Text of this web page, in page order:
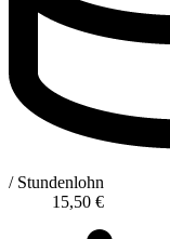
/ Stundenlohn
15,50 €